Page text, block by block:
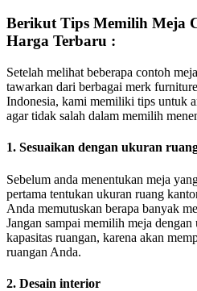
Berikut Tips Memilih Meja
Harga Terbaru :
Setelah melihat beberapa contoh
tawarkan dari berbagai merk
Indonesia, kami memiliki tips untuk
agar tidak salah dalam memilih
1. Sesuaikan dengan ukuran
Sebelum anda menentukan meja
pertama tentukan ukuran ruang
Anda memutuskan berapa banyak
Jangan sampai memilih meja
kapasitas ruangan, karena akan
ruangan Anda.
2. Desain interior